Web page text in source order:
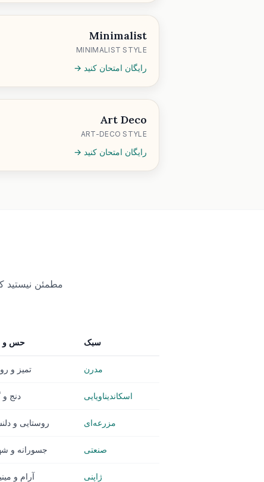
Minimalist
MINIMALIST STYLE
رایگان امتحان کنید →
Art Deco
ART-DECO STYLE
رایگان امتحان کنید →
مطمئن
سبک حس و
مدرن تمیز و
اسکاندیناویایی دنج
مزرعه‌ای روستایی و
صنعتی جسورانه و
ژاپنی آرام و